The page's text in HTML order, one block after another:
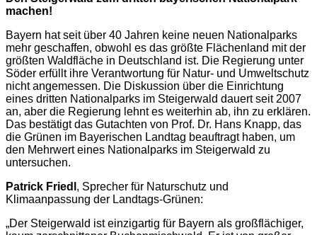
machen!
Bayern hat seit über 40 Jahren keine neuen Nationalparks
mehr geschaffen, obwohl es das größte Flächenland mit der
größten Waldfläche in Deutschland ist. Die Regierung unter
Söder erfüllt ihre Verantwortung für Natur- und Umweltschutz
nicht angemessen. Die Diskussion über die Einrichtung
eines dritten Nationalparks im Steigerwald dauert seit 2007
an, aber die Regierung lehnt es weiterhin ab, ihn zu erklären.
Das bestätigt das Gutachten von Prof. Dr. Hans Knapp, das
die Grünen im Bayerischen Landtag beauftragt haben, um
den Mehrwert eines Nationalparks im Steigerwald zu
untersuchen.
Patrick Friedl , Sprecher für Naturschutz und
Klimaanpassung der Landtags-Grünen:
„Der Steigerwald ist einzigartig für Bayern als großflächiger,